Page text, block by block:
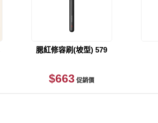
腮紅修容刷(坡型) 579
$663 促銷價